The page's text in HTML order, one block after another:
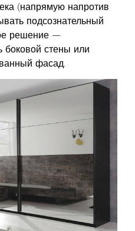
(напрямую напротив
подсознательный
решение —
стены или
фасад.